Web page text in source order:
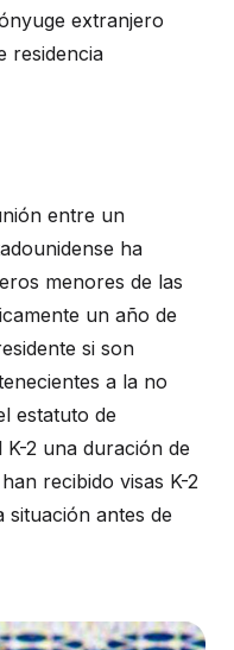
extranjero
residencia
entre un
ha
menores de las
un año de
si son
a la no
estatuto de
2 una duración de
recibido visas K-2
situación antes de